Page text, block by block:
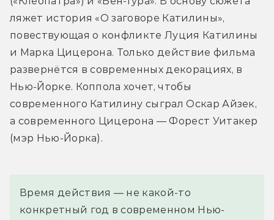
ляжет история «О заговоре Катилины»,
повествующая о конфликте Луция Катилины
и Марка Цицерона. Только действие фильма
развернётся в современных декорациях, в
Нью-Йорке. Коппола хочет, чтобы
современного Катилину сыграл Оскар Айзек,
а современного Цицерона — Форест Уитакер
(мэр Нью-Йорка).
Время действия — не какой-то
конкретный год в современном Нью-